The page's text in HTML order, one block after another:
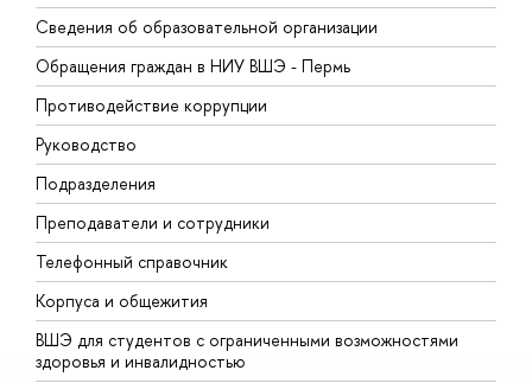
Сведения об образовательной организации
Обращения граждан в НИУ ВШЭ - Пермь
Противодействие коррупции
Руководство
Подразделения
Преподаватели и сотрудники
Телефонный справочник
Корпуса и общежития
ВШЭ для студентов с ограниченными возможностями
здоровья и инвалидностью